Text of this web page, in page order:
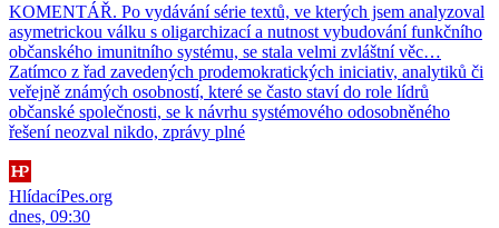
KOMENTÁŘ. Po vydávání série textů, ve kterých jsem analyzoval
asymetrickou válku s oligarchizací a nutnost vybudování funkčního
občanského imunitního systému, se stala velmi zvláštní věc…
Zatímco z řad zavedených prodemokratických iniciativ, analytiků či
veřejně známých osobností, které se často staví do role lídrů
občanské společnosti, se k návrhu systémového odosobněného
řešení neozval nikdo, zprávy plné
HlídacíPes.org
dnes, 09:30